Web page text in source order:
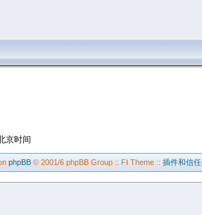
京时间
phpBB © 2001/6 phpBB Group :: FI Theme :: 插件和信任